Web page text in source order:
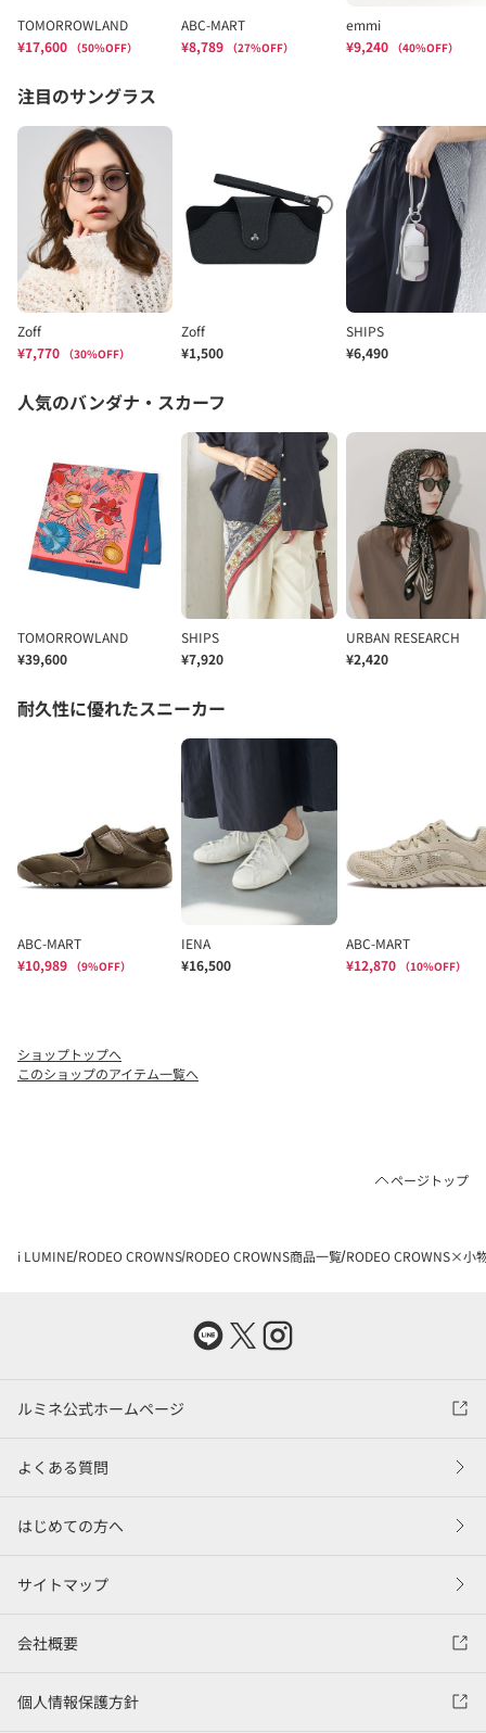
ショップトップへ
このショップのアイテム一覧へ
ページトップ
i LUMINE RODEO CROWNS RODEO CROWNS商品一覧 RODEO CROWNS×小
ルミネ公式ホームページ
よくある質問
はじめての方へ
サイトマップ
会社概要
個人情報保護方針